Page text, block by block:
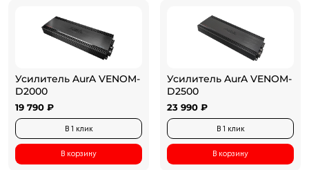
Усилитель AurA VENOM-
D2000
19 790 ₽
В 1 клик
В корзину
Усилитель AurA VENOM-
D2500
23 990 ₽
В 1 клик
В корзину